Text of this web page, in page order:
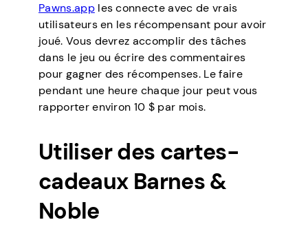
Pawns.apples connecte avec de vrais
utilisateurs en les récompensant pour avoir
joué. Vous devrez accomplir des tâches
dans le jeu ou écrire des commentaires
pour gagner des récompenses. Le faire
pendant une heure chaque jour peut vous
rapporter environ 10 $ par mois.
Utiliser des cartes-
cadeaux Barnes &
Noble